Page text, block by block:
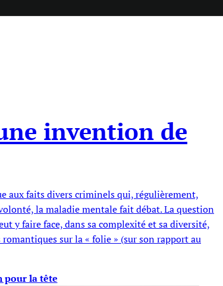
invention de
aux faits divers criminels qui, régulièrement,
la maladie mentale fait débat. La question
y faire face, dans sa complexité et sa diversité,
sur la « folie » (sur son rapport au
pour la tête